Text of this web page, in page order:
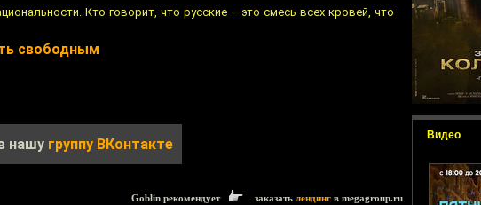
Видео
Кто говорит, что русские – это смесь всех кровей, что
свободным
нашу группу ВКонтакте
Goblin рекомендует заказать лендинг в megagroup.ru